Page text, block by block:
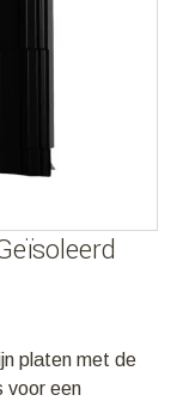
platen met de
voor een